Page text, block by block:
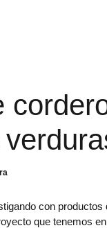
con productos
que tenemos